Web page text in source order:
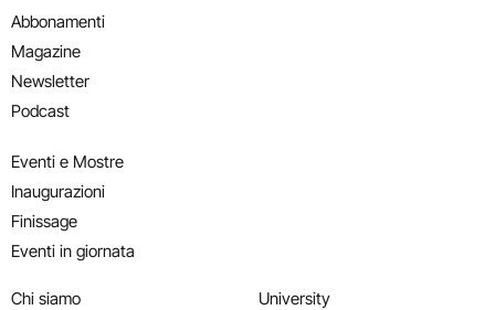
Abbonamenti
Magazine
Newsletter
Podcast
Eventi e Mostre
Inaugurazioni
Finissage
Eventi in giornata
Chi siamo
University